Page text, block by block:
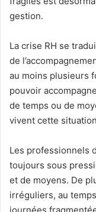
gestion.
La crise RH se
de
au moins plusieurs
pouvoir
de temps ou de
vivent cette
Les professionnels
toujours sous
et de moyens. De
irréguliers, au